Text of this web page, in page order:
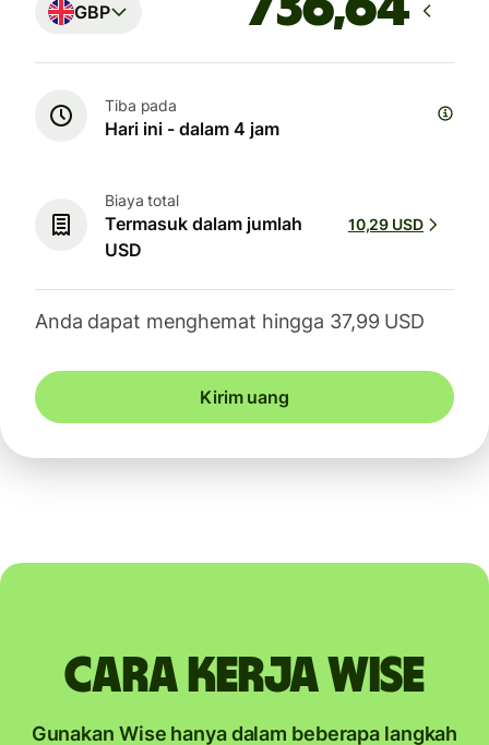
GBP
Tiba pada
Hari ini - dalam 4 jam
Biaya total
Termasuk dalam jumlah
USD
10,29 USD
Anda dapat menghemat hingga 37,99 USD
Kirim uang
Cara kerja Wise
Gunakan Wise hanya dalam beberapa langkah